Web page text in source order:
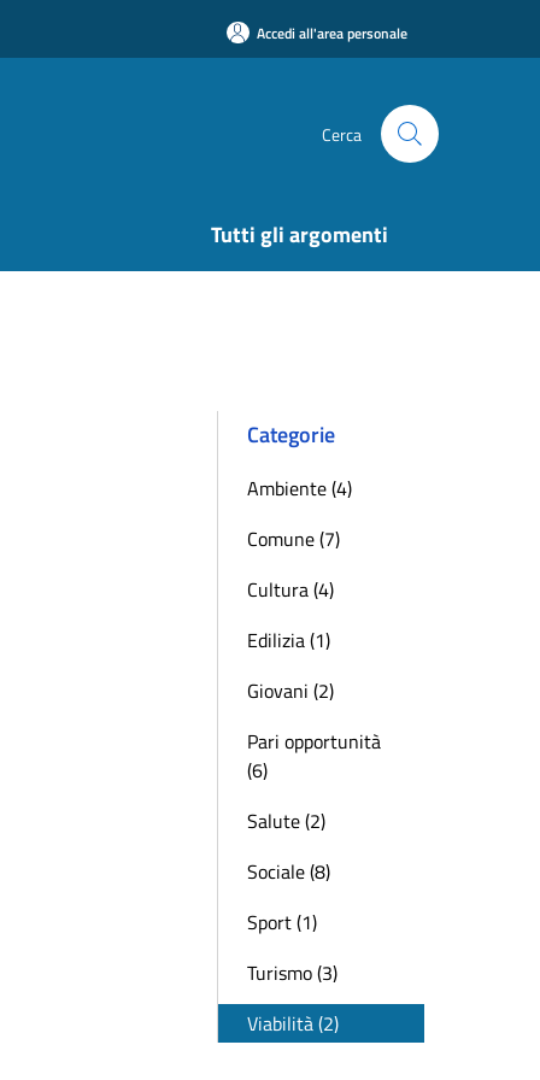
Accedi all'area personale
Cerca
Tutti gli argomenti
Categorie
Ambiente (4)
Comune (7)
Cultura (4)
Edilizia (1)
Giovani (2)
Pari opportunità
(6)
Salute (2)
Sociale (8)
Sport (1)
Turismo (3)
Viabilità (2)